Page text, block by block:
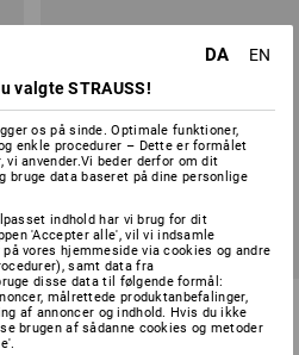
ABEBA OB sandaler Hawaii
DA
EN
valgte STRAUSS!
os på sinde. Optimale funktioner,
enkle procedurer – Dette er formålet
anvender.Vi beder derfor om dit
data baseret på dine personlige
indhold har vi brug for dit
'Accepter alle', vil vi indsamle
vores hjemmeside via cookies og andre
samt data fra
disse data til følgende formål:
målrettede produktanbefalinger,
af annoncer og indhold. Hvis du ikke
brugen af sådanne cookies og metoder